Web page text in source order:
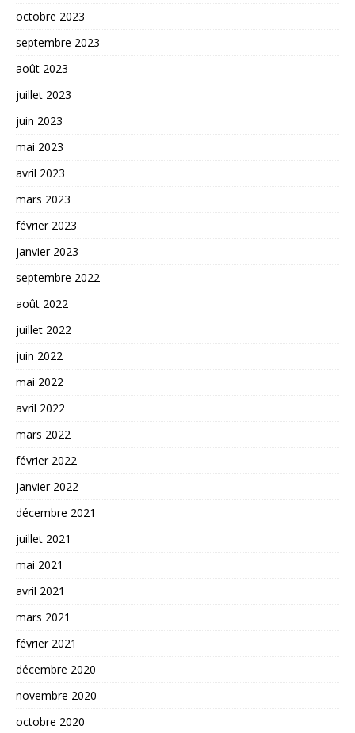
octobre 2023
septembre 2023
août 2023
juillet 2023
juin 2023
mai 2023
avril 2023
mars 2023
février 2023
janvier 2023
septembre 2022
août 2022
juillet 2022
juin 2022
mai 2022
avril 2022
mars 2022
février 2022
janvier 2022
décembre 2021
juillet 2021
mai 2021
avril 2021
mars 2021
février 2021
décembre 2020
novembre 2020
octobre 2020